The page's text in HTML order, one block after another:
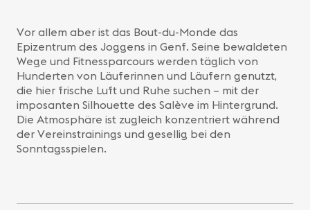
Vor allem aber ist das Bout-du-Monde das
Epizentrum des Joggens in Genf. Seine bewaldeten
Wege und Fitnessparcours werden täglich von
Hunderten von Läuferinnen und Läufern genutzt,
die hier frische Luft und Ruhe suchen – mit der
imposanten Silhouette des Salève im Hintergrund.
Die Atmosphäre ist zugleich konzentriert während
der Vereinstrainings und gesellig bei den
Sonntagsspielen.